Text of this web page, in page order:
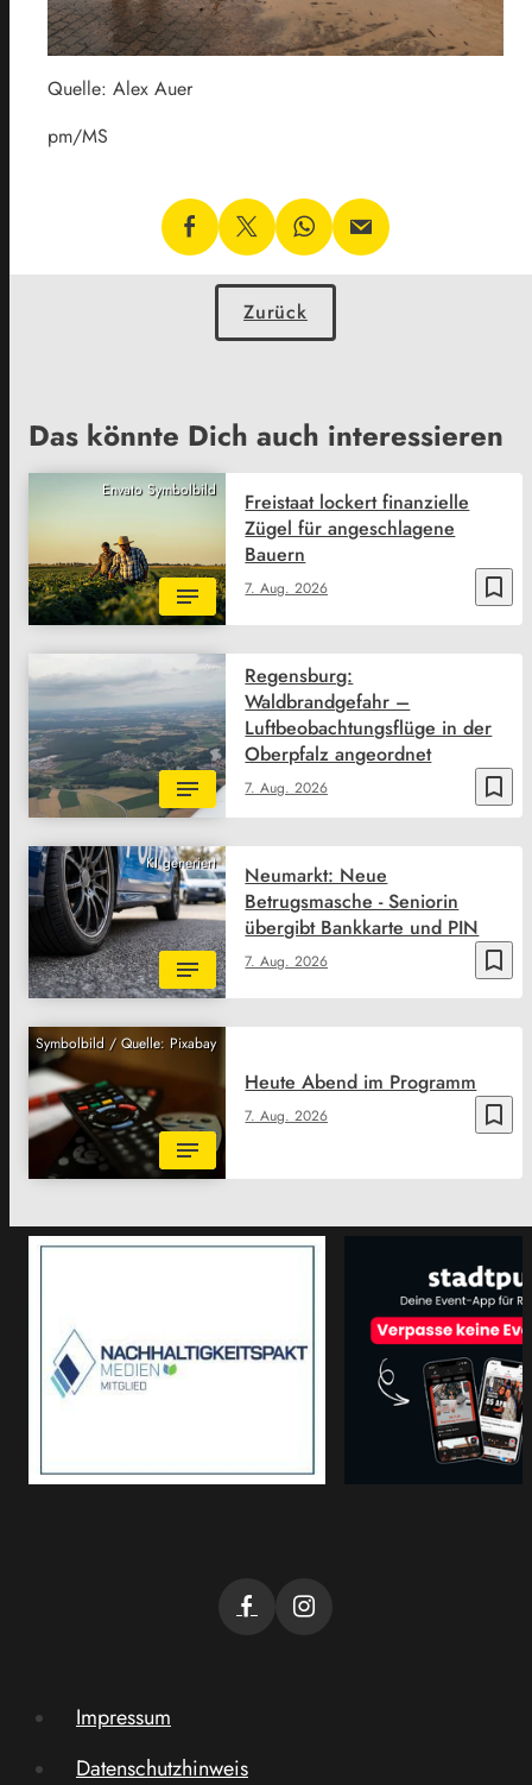
Quelle: Alex Auer
pm/MS
Zurück
Das könnte Dich auch interessieren
Envato Symbolbild
bookmark_border
7. Aug. 2026
Freistaat lockert finanzielle
Zügel für angeschlagene
Bauern
bookmark_border
7. Aug. 2026
Regensburg:
Waldbrandgefahr –
Luftbeobachtungsflüge in der
Oberpfalz angeordnet
KI generiert
bookmark_border
7. Aug. 2026
Neumarkt: Neue
Betrugsmasche - Seniorin
übergibt Bankkarte und PIN
Symbolbild / Quelle: Pixabay
bookmark_border
7. Aug. 2026
Heute Abend im Programm
Impressum
Datenschutzhinweis